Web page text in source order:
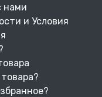
нами
и Условия